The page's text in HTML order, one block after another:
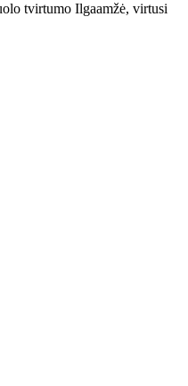
tvirtumo Ilgaamžė, virtusi